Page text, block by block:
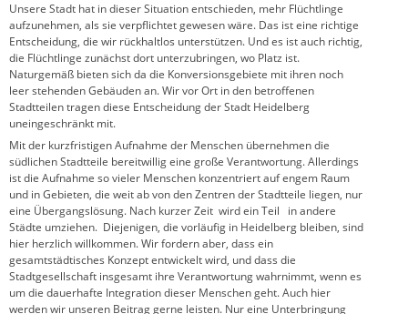
Unsere Stadt hat in dieser Situation entschieden, mehr Flüchtlinge
aufzunehmen, als sie verpflichtet gewesen wäre. Das ist eine richtige
Entscheidung, die wir rückhaltlos unterstützen. Und es ist auch richtig,
die Flüchtlinge zunächst dort unterzubringen, wo Platz ist.
Naturgemäß bieten sich da die Konversionsgebiete mit ihren noch
leer stehenden Gebäuden an. Wir vor Ort in den betroffenen
Stadtteilen tragen diese Entscheidung der Stadt Heidelberg
uneingeschränkt mit.
Mit der kurzfristigen Aufnahme der Menschen übernehmen die
südlichen Stadtteile bereitwillig eine große Verantwortung. Allerdings
ist die Aufnahme so vieler Menschen konzentriert auf engem Raum
und in Gebieten, die weit ab von den Zentren der Stadtteile liegen, nur
eine Übergangslösung. Nach kurzer Zeit wird ein Teil in andere
Städte umziehen. Diejenigen, die vorläufig in Heidelberg bleiben, sind
hier herzlich willkommen. Wir fordern aber, dass ein
gesamtstädtisches Konzept entwickelt wird, und dass die
Stadtgesellschaft insgesamt ihre Verantwortung wahrnimmt, wenn es
um die dauerhafte Integration dieser Menschen geht. Auch hier
werden wir unseren Beitrag gerne leisten. Nur eine Unterbringung